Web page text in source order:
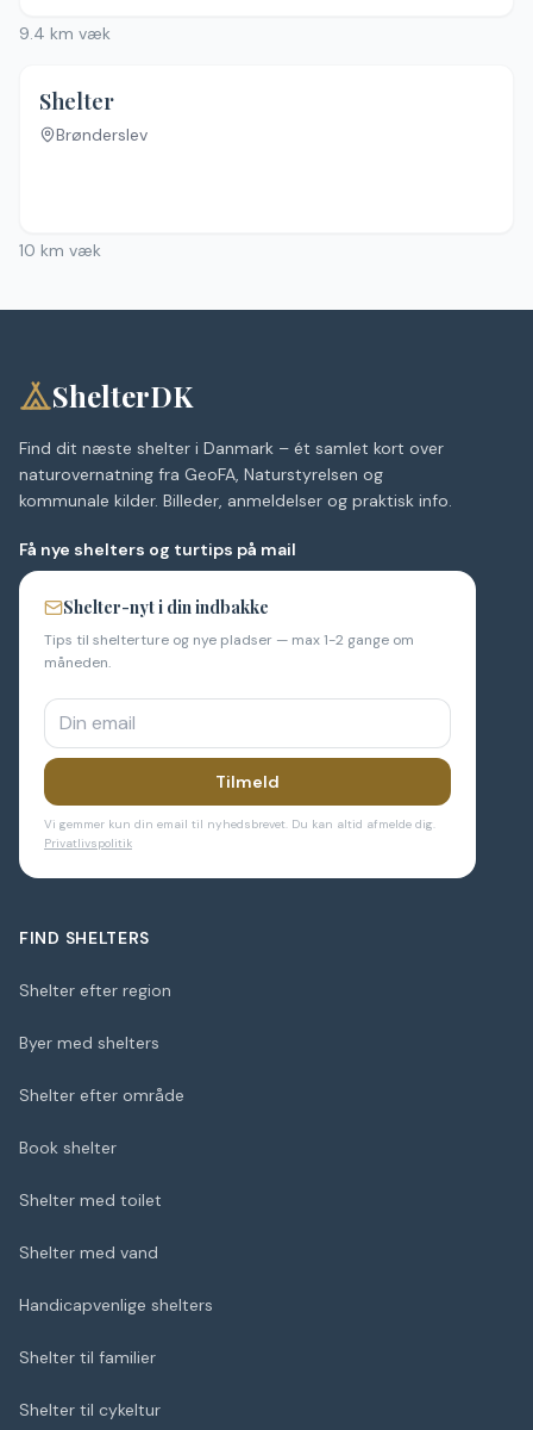
9.4 km væk
Shelter
Brønderslev
10 km væk
ShelterDK
Find dit næste shelter i Danmark – ét samlet kort over
naturovernatning fra GeoFA, Naturstyrelsen og
kommunale kilder. Billeder, anmeldelser og praktisk info.
Få nye shelters og turtips på mail
Shelter-nyt i din indbakke
Tips til shelterture og nye pladser — max 1-2 gange om
måneden.
Tilmeld
Vi gemmer kun din email til nyhedsbrevet. Du kan altid afmelde dig.
Privatlivspolitik
FIND SHELTERS
Shelter efter region
Byer med shelters
Shelter efter område
Book shelter
Shelter med toilet
Shelter med vand
Handicapvenlige shelters
Shelter til familier
Shelter til cykeltur